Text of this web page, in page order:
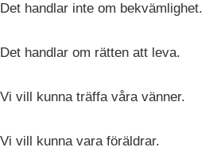
Det handlar inte om bekvämlighet.
Det handlar om rätten att leva.
Vi vill kunna träffa våra vänner.
Vi vill kunna vara föräldrar.